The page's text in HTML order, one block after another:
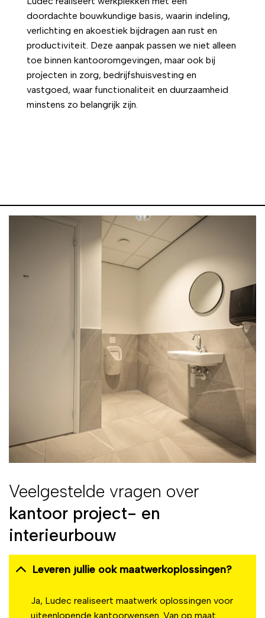
doordachte bouwkundige basis, waarin indeling,
verlichting en akoestiek bijdragen aan rust en
productiviteit. Deze aanpak passen we niet alleen
toe binnen kantooromgevingen, maar ook bij
projecten in zorg, bedrijfshuisvesting en
vastgoed, waar functionaliteit en duurzaamheid
minstens zo belangrijk zijn.
Veelgestelde vragen over
kantoor project- en
interieurbouw
Leveren jullie ook maatwerkoplossingen?
Ja, Ludec realiseert maatwerk oplossingen voor
uiteenlopende kantoorwensen. Van op maat